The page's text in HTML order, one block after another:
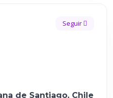
Seguir
de Santiago, Chile